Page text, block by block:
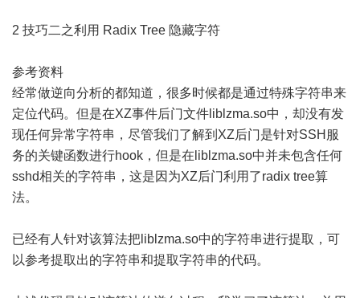
2 技巧二之利用 Radix Tree 隐藏字符
参考资料
经常做逆向分析的都知道，很多时候都是通过特殊字符串来
定位代码。但是在XZ事件后门文件liblzma.so中，却没有发
现任何异常字符串，尽管我们了解到XZ后门是针对SSH服
务的关键函数进行hook，但是在liblzma.so中并未包含任何
sshd相关的字符串，这是因为XZ后门利用了radix tree算
法。
已经有人针对该算法把liblzma.so中的字符串进行提取，可
以参考提取出的字符串和提取字符串的代码。